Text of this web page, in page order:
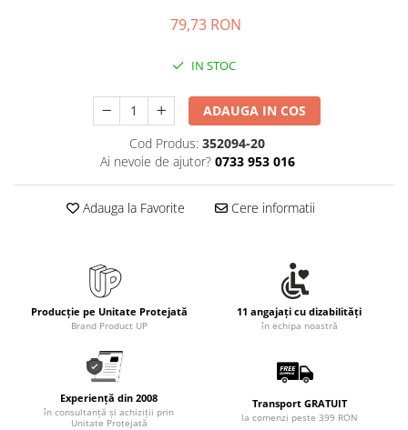
Carioci si creioane colorate
Rezerve instrumente scris
Tavite documente si suporturi
Foarfece pentru birou
Articole pentru baie
Articole pentru bucatarie
Hartie igienica, prosoape hartie si
Articole pentru rufe, casa,
79,73 RON
IN STOC
ADAUGA IN COS
Cod Produs: 352094-20
Ai nevoie de ajutor? 0733 953 016
Adauga la Favorite Cere informatii
Producție pe Unitate Protejată
Brand Product UP
11 angajați cu dizabilități
în echipa noastră
Experiență din 2008
în consultanță și achiziții prin
Unitate Protejată
Transport GRATUIT
la comenzi peste 399 RON